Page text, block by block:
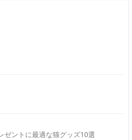
ゼントに最適な猫グッズ10選